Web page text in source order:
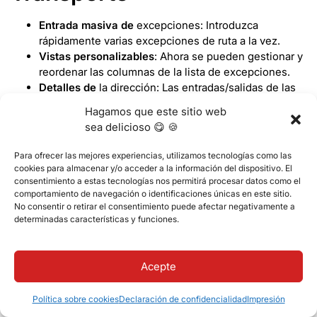
Hagamos que este sitio web
sea delicioso 😋 🍪
Para ofrecer las mejores experiencias, utilizamos tecnologías como las
cookies para almacenar y/o acceder a la información del dispositivo. El
consentimiento a estas tecnologías nos permitirá procesar datos como el
comportamiento de navegación o identificaciones únicas en este sitio.
No consentir o retirar el consentimiento puede afectar negativamente a
determinadas características y funciones.
Acepte
Política sobre cookiesDeclaración de confidencialidadImpresión
Entrada masiva de excepciones: Introduzca
rápidamente varias excepciones de ruta a la vez.
Vistas personalizables: Ahora se pueden gestionar y
reordenar las columnas de la lista de excepciones.
Detalles de la dirección: Las entradas/salidas de las
estudiantes junto a la dirección.
Nuevos módulos
Firma Classter: Permite realizar procesos digitales en
los que se envían documentos para su firma a varios
usuarios como alumnos o padres. La firma digital se
: Esta solución de marca blanca se
integra con Classter, permitiendo a los usuarios firmar
contratos, documentos y transacciones a través de la